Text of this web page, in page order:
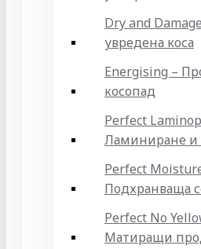
Dry and
увредена коса
Energising –
косопад
Perfect
Ламиниране и
Perfect
Подхранваща
Perfect No
Матиращи